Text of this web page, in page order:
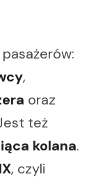
,
oraz
też
kolana.
, czyli